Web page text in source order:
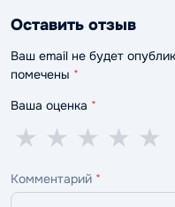
Оставить отзыв
Ваш email не будет
помечены *
Ваша оценка *
5
—
★
4
—
★
3
—
★
2
—
★
1
—
★
Комментарий *